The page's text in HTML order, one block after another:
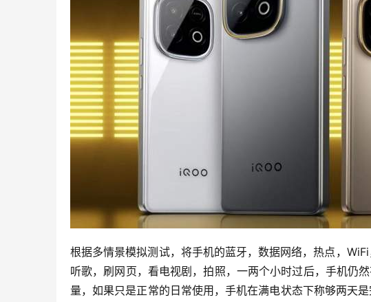
根据多情景模拟测试，将手机的蓝牙，数据网络，热点，
听歌，刷网页，看电视剧，拍照，一两个小时过后，手机仍
量，如果只是正常的日常使用，手机在满电状态下称够两天